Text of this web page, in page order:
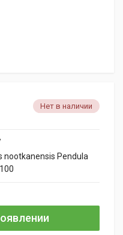
Нет в наличии
nootkanensis Pendula